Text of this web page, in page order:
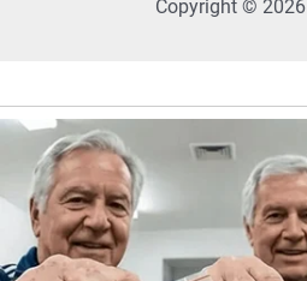
Copyright © 2026